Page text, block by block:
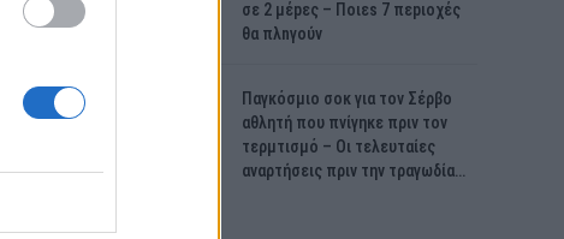
σε 2 μέpες – Ποιεs 7 πεpιοχές
θα πλnγούν
Παγκόσμιο σοκ για τον Σέρβο
αθλητή που πνίγηκε πριν τον
τερμτισμό – Οι τελευταίες
αναρτήσεις πριν την τραγωδία…